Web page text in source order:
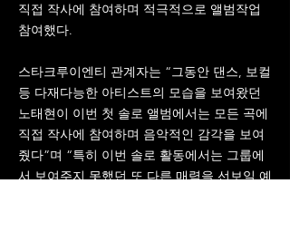
직접 작사에 참여하며 적극적으로 앨범작업
참여했다.
스타크루이엔티 관계자는 “그동안 댄스, 보컬
등 다재다능한 아티스트의 모습을 보여왔던
노태현이 이번 첫 솔로 앨범에서는 모든 곡에
직접 작사에 참여하며 음악적인 감각을 보여
줬다”며 “특히 이번 솔로 활동에서는 그룹에
서 보여주지 못했던 또 다른 매력을 선보일 예